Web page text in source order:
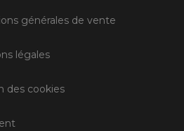
générales de vente
légales
des cookies